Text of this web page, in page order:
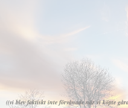
((vi blev faktiskt inte förvånade när vi köpte